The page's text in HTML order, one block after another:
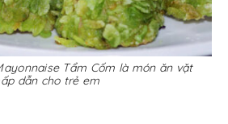
Tẩm Cốm là món ăn vặt
dẫn cho trẻ em